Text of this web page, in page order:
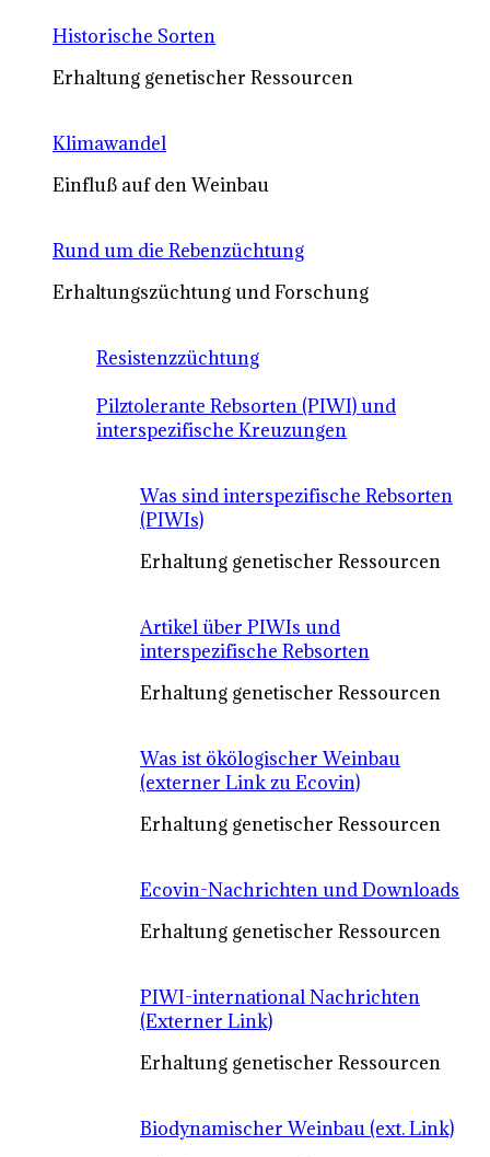
Historische Sorten
Erhaltung genetischer Ressourcen
Klimawandel
Einfluß auf den Weinbau
Rund um die Rebenzüchtung
Erhaltungszüchtung und Forschung
Resistenzzüchtung
Pilztolerante Rebsorten (PIWI) und
interspezifische Kreuzungen
Was sind interspezifische Rebsorten
(PIWIs)
Erhaltung genetischer Ressourcen
Artikel über PIWIs und
interspezifische Rebsorten
Erhaltung genetischer Ressourcen
Was ist ökölogischer Weinbau
(externer Link zu Ecovin)
Erhaltung genetischer Ressourcen
Ecovin-Nachrichten und Downloads
Erhaltung genetischer Ressourcen
PIWI-international Nachrichten
(Externer Link)
Erhaltung genetischer Ressourcen
Biodynamischer Weinbau (ext. Link)